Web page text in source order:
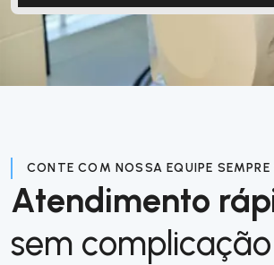
CONTE COM NOSSA EQUIPE SEMPRE
Atendimento
sem complicação